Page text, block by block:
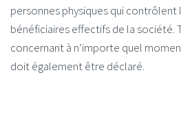
personnes physiques qui contrôlent
bénéficiaires effectifs de la société.
concernant à n’importe quel
doit également être déclaré.